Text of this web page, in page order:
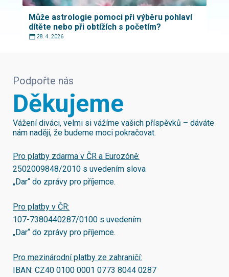
Může astrologie pomoci při výběru pohlaví
dítěte nebo při obtížích s početím?
28. 4. 2026
Podpořte nás
Děkujeme
Vážení diváci, velmi si vážíme vašich příspěvků – dáváte
nám naději, že budeme moci pokračovat.
Pro platby zdarma v ČR a Eurozóně:
2502009848/2010 s uvedením slova
„Dar“ do zprávy pro příjemce.
Pro platby v ČR:
107-7380440287/0100 s uvedením
„Dar“ do zprávy pro příjemce.
Pro mezinárodní platby ze zahraničí:
IBAN: CZ40 0100 0001 0773 8044 0287